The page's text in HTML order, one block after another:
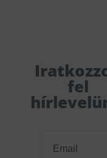
fel